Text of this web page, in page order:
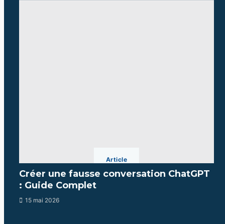
Article
Créer une fausse conversation ChatGPT
: Guide Complet
15 mai 2026